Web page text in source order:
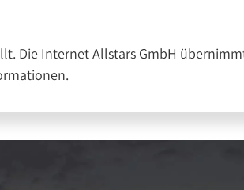
Die Internet Allstars GmbH